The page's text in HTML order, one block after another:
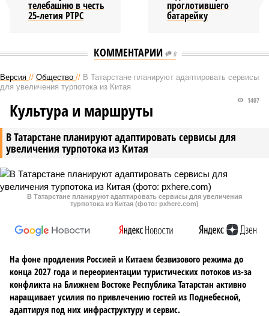
телебашню в честь
25-летия РТРС
проглотившего
батарейку
КОММЕНТАРИИ 0
Версия // Общество // В Татарстане планируют адаптировать сервисы
для увеличения турпотока из Китая
В Татарстане планируют адаптировать сервисы для
увеличения турпотока из Китая
1407
Культура и маршруты
В Татарстане планируют адаптировать сервисы для увеличения
турпотока из Китая (фото: pxhere.com)
На фоне продления Россией и Китаем безвизового режима до
конца 2027 года и переориентации туристических потоков из-за
конфликта на Ближнем Востоке Республика Татарстан активно
наращивает усилия по привлечению гостей из Поднебесной,
адаптируя под них инфраструктуру и сервис.